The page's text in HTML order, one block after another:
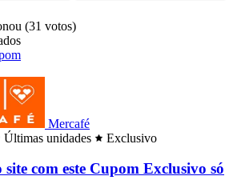
(31 votos)
Mercafé
Últimas unidades Exclusivo
com este Cupom Exclusivo só